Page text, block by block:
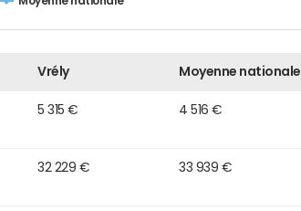
Vrély Moyenne nationale
5 315 € 4 516 €
32 229 € 33 939 €